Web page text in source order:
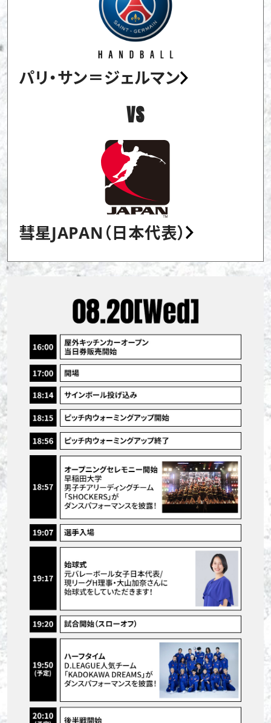
パリ・サン＝ジェルマン
VS
彗星JAPAN（日本代表）